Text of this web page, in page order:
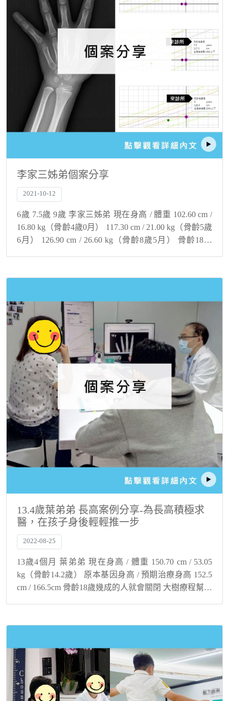
李家三姊弟個案分享
2021-10-12
6歲 7.5歲 9歲 李家三姊弟 現在身高 / 體重 102.60 cm /
16.80 kg（骨齡4歲0月） 117.30 cm / 21.00 kg（骨齡5歲
6月） 126.90 cm / 26.60 kg（骨齡8歲5月） 骨齡18歲
13.4歲葉弟弟 長高案例分享-為長高積極求
醫，在孩子身後輕輕推一步
2022-08-25
13歲4個月 葉弟弟 現在身高 / 體重 150.70 cm / 53.05
kg（骨齡14.2歲） 原本基因身高 / 預期治療身高 152.5
cm / 166.5cm 骨齡18歲幾成的人就會關閉 大樹療程幫您